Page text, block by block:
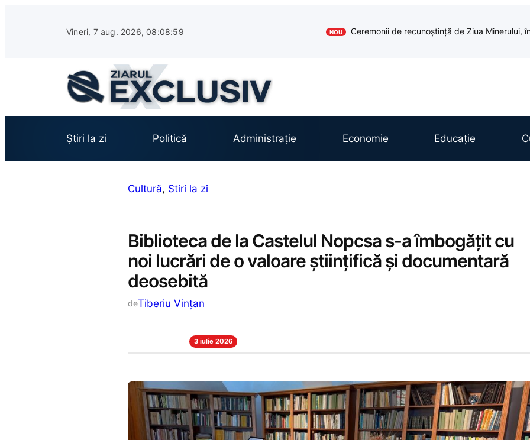
Vineri, 7 aug. 2026, 08:09:00 NOU Ceremonii de recunoștință de Ziua Minerului,
Știri la zi Politică Administrație Economie Educație
Cultură, Stiri la zi
Biblioteca de la Castelul Nopcsa s-a îmbogățit cu
noi lucrări de o valoare științifică și documentară
deosebită
deTiberiu Vințan
3 iulie 2026